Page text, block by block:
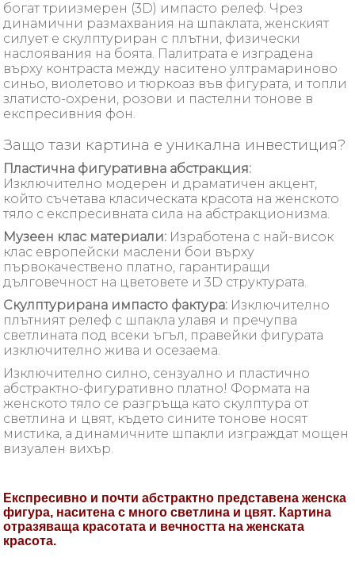
богат триизмерен (3D) импасто релеф. Чрез
динамични размахвания на шпаклата, женският
силует е скулптуриран с плътни, физически
наслоявания на боята. Палитрата е изградена
върху контраста между наситено ултрамариново
синьо, виолетово и тюркоаз във фигурата, и топли
златисто-охрени, розови и пастелни тонове в
експресивния фон.
Защо тази картина е уникална инвестиция?
Пластична фигуративна абстракция:
Изключително модерен и драматичен акцент,
който съчетава класическата красота на женското
тяло с експресивната сила на абстракционизма.
Музеен клас материали: Изработена с най-висок
клас европейски маслени бои върху
първокачествено платно, гарантиращи
дълговечност на цветовете и 3D структурата.
Скулптурирана импасто фактура: Изключително
плътният релеф с шпакла улавя и пречупва
светлината под всеки ъгъл, правейки фигурата
изключително жива и осезаема.
Изключително силно, сензуално и пластично
абстрактно-фигуративно платно! Формата на
женското тяло се разгръща като скулптура от
светлина и цвят, където сините тонове носят
мистика, а динамичните шпакли изграждат мощен
визуален вихър.
Експресивно и почти абстрактно представена женска
фигура, наситена с много светлина и цвят. Картина
отразяваща красотата и вечността на женската
красота.